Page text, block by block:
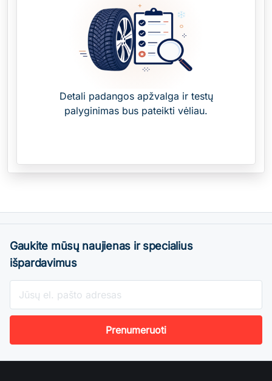
Detali padangos apžvalga ir testų
palyginimas bus pateikti vėliau.
Gaukite mūsų naujienas ir specialius
išpardavimus